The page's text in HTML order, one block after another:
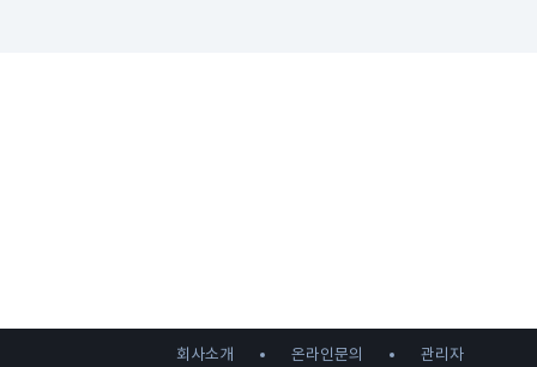
회사소개 온라인문의 관리자